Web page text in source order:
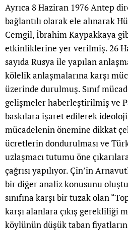
Ayrıca 8 Haziran 1976 Antep
bağlantılı olarak ele alınarak
Cemgil, İbrahim Kaypakkaya
etkinliklerine yer verilmiş. 26
sayıda Rusya ile yapılan
kölelik anlaşmalarına karşı
üzerinde durulmuş. Sınıf
gelişmeler haberleştirilmiş ve
baskılara işaret edilerek
mücadelenin önemine dikkat
ücretlerin dondurulması ve
uzlaşmacı tutumu öne
çağrısı yapılıyor. Çin’in
bir diğer analiz konusunu
sınıfına karşı bir tuzak olan
karşı alanlara çıkış gerekliliği
köylünün düşük taban